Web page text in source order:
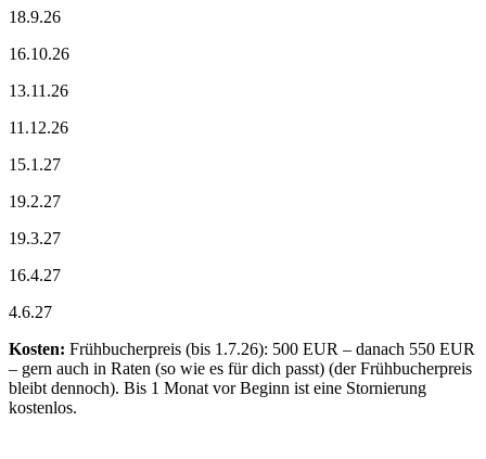
18.9.26
16.10.26
13.11.26
11.12.26
15.1.27
19.2.27
19.3.27
16.4.27
4.6.27
Kosten: Frühbucherpreis (bis 1.7.26): 500 EUR – danach 550 EUR
– gern auch in Raten (so wie es für dich passt) (der Frühbucherpreis
bleibt dennoch). Bis 1 Monat vor Beginn ist eine Stornierung
kostenlos.